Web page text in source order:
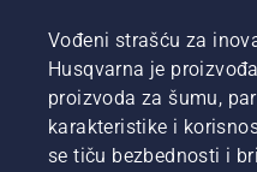
Vođeni strašću za
Husqvarna je
proizvoda za šumu,
karakteristike i
se tiču bezbednosti i